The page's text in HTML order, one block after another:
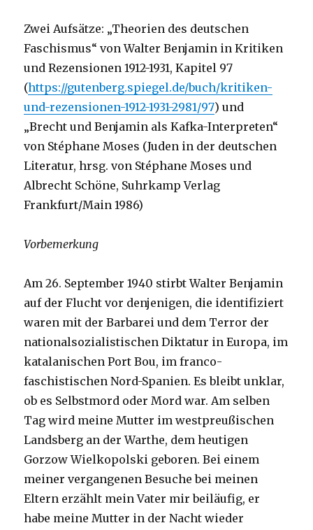
Zwei Aufsätze: „Theorien des deutschen
Faschismus“ von Walter Benjamin in Kritiken
und Rezensionen 1912-1931, Kapitel 97
(https://gutenberg.spiegel.de/buch/kritiken-
und-rezensionen-1912-1931-2981/97) und
„Brecht und Benjamin als Kafka-Interpreten“
von Stéphane Moses (Juden in der deutschen
Literatur, hrsg. von Stéphane Moses und
Albrecht Schöne, Suhrkamp Verlag
Frankfurt/Main 1986)
Vorbemerkung
Am 26. September 1940 stirbt Walter Benjamin
auf der Flucht vor denjenigen, die identifiziert
waren mit der Barbarei und dem Terror der
nationalsozialistischen Diktatur in Europa, im
katalanischen Port Bou, im franco-
faschistischen Nord-Spanien. Es bleibt unklar,
ob es Selbstmord oder Mord war. Am selben
Tag wird meine Mutter im westpreußischen
Landsberg an der Warthe, dem heutigen
Gorzow Wielkopolski geboren. Bei einem
meiner vergangenen Besuche bei meinen
Eltern erzählt mein Vater mir beiläufig, er
habe meine Mutter in der Nacht wieder